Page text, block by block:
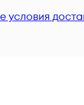
условия